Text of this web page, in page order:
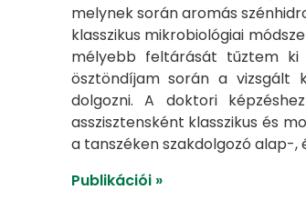
melynek során aromás
klasszikus mikrobiológiai
mélyebb feltárását tűztem ki
ösztöndíjam során a vizsgált
dolgozni. A doktori
asszisztensként klasszikus és
a tanszéken szakdolgozó alap-
Publikációi »